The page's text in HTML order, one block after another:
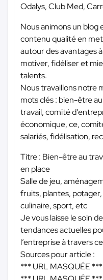
Odalys, Club Med,
Nous animons un blog
contenu qualité en
autour des avantages
motiver, fidéliser et
talents.
Nous travaillons notre
mots clés : bien-être
travail, comité
économique, ce,
salariés, fidélisation,
Titre : Bien-être au
en place
Salle de jeu,
fruits, plantes,
culinaire, sport, etc
Je vous laisse le soin
tendances actuelles
l’entreprise à travers
Sources pour article :
*** URL MASQUÉE ***